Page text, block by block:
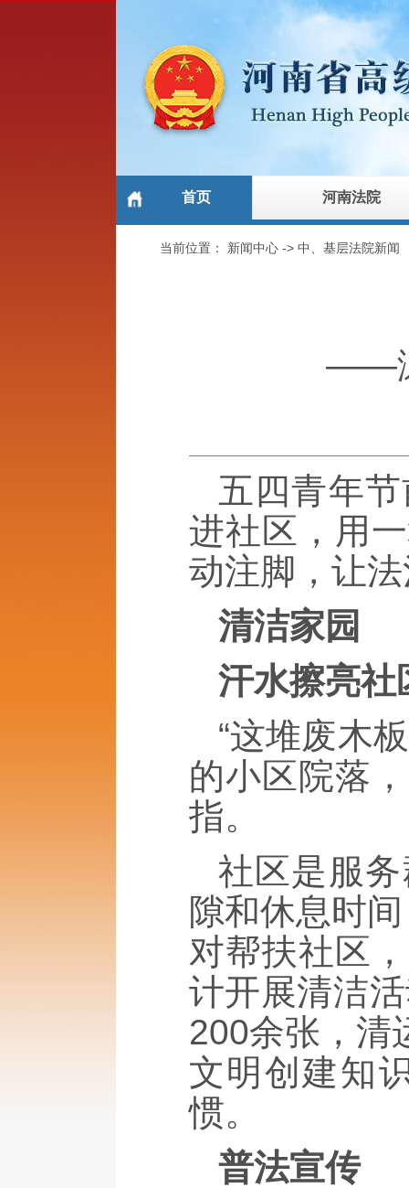
首页 河南法院
当前位置： 新闻中心 ->中、基层法院新闻
——
五四青年
进社区，用
动注脚，让
清洁家园
汗水擦亮社
“这堆废木
的小区院落
指。
社区是服
隙和休息时
对帮扶社区
计开展清洁
200余张，清
文明创建知
惯。
普法宣传